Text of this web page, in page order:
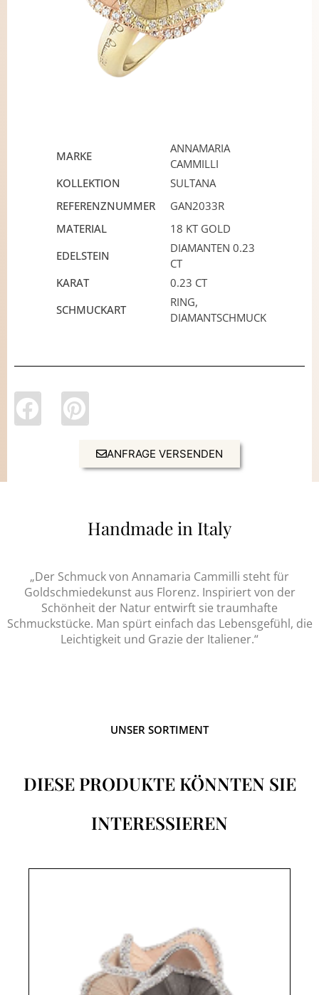
MARKE
ANNAMARIA
CAMMILLI
KOLLEKTION
SULTANA
REFERENZNUMMER
GAN2033R
MATERIAL
18 KT GOLD
EDELSTEIN
DIAMANTEN 0.23
CT
KARAT
0.23 CT
SCHMUCKART
RING,
DIAMANTSCHMUCK
ANFRAGE VERSENDEN
Handmade in Italy
„Der Schmuck von Annamaria Cammilli steht für
Goldschmiedekunst aus Florenz. Inspiriert von der
Schönheit der Natur entwirft sie traumhafte
Schmuckstücke. Man spürt einfach das Lebensgefühl, die
Leichtigkeit und Grazie der Italiener.“
UNSER SORTIMENT
DIESE PRODUKTE KÖNNTEN SIE
INTERESSIEREN